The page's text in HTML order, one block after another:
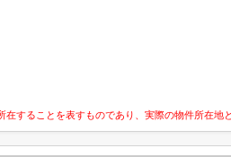
することを表すものであり、実際の物件所在地